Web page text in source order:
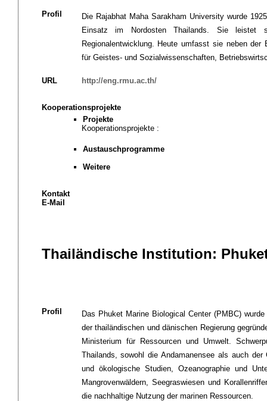
Profil
Die Rajabhat Maha Sarakham University wurde
Einsatz im Nordosten Thailands. Sie leistet
Regionalentwicklung. Heute umfasst sie neben
für Geistes- und Sozialwissenschaften,
URL http://eng.rmu.ac.th/
Kooperationsprojekte
Projekte
Kooperationsprojekte :
Austauschprogramme
Weitere
Kontakt
E-Mail
Thailändische Institution:
Profil
Das Phuket Marine Biological Center (PMBC)
der thailändischen und dänischen Regierung
Ministerium für Ressourcen und Umwelt.
Thailands, sowohl die Andamanensee als auch
und ökologische Studien, Ozeanographie und
Mangrovenwäldern, Seegraswiesen und
die nachhaltige Nutzung der marinen Ressourcen.